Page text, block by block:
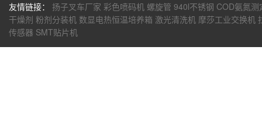
友情链接： 扬子叉车厂家 彩色喷码机 螺旋管 940l不锈钢 COD氨氮测
干燥剂 粉剂分装机 数显电热恒温培养箱 激光清洗机 摩莎工业交换机
传感器 SMT贴片机